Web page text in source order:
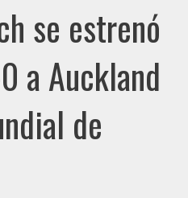
se estrenó
a Auckland
de